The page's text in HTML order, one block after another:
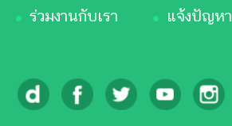
ร่วมงานกับเรา
แจ้งปัญหา